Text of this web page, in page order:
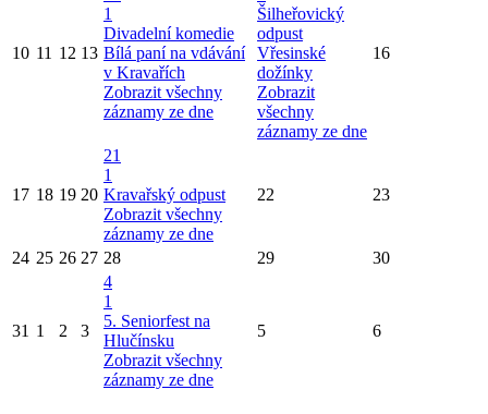
10 11 12 13
1
Divadelní komedie
Bílá paní na vdávání
v Kravařích
Zobrazit všechny
záznamy ze dne
Šilheřovický
odpust
Vřesinské
dožínky
Zobrazit
všechny
záznamy ze dne
16
17 18 19 20
21
1
Kravařský odpust
Zobrazit všechny
záznamy ze dne
22 23
24 25 26 27 28 29 30
31 1 2 3
4
1
5. Seniorfest na
Hlučínsku
Zobrazit všechny
záznamy ze dne
5 6